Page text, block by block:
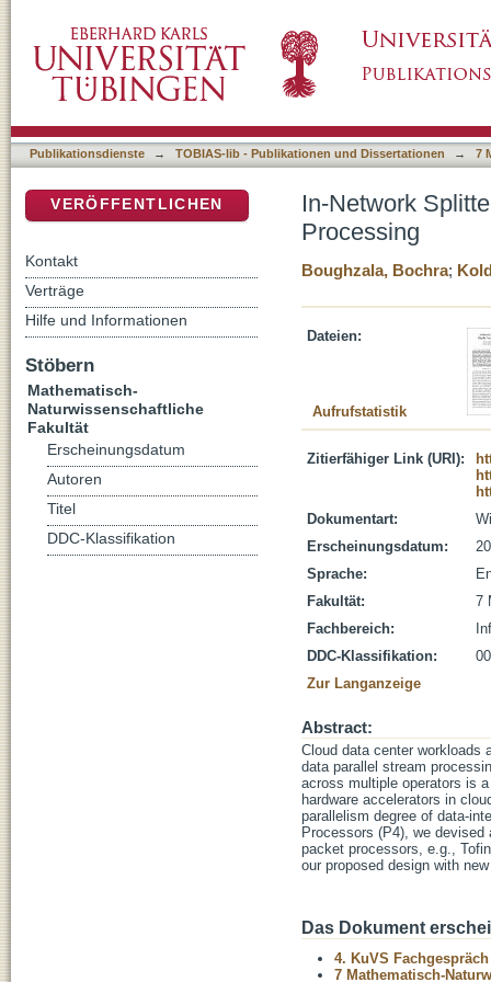
Publikationsdienste → TOBIAS-lib - Publikationen und Dissertationen → 7
In-Network
Processing
Boughzala, Bochra;
Dateien:
Aufrufstatistik
Zitierfähiger Link (URI):
Dokumentart:
Erscheinungsdatum:
Sprache:
Fakultät:
7
Fachbereich:
DDC-Klassifikation:
Zur Langanzeige
Abstract:
Cloud data center workloads
data parallel stream
across multiple operators is
hardware accelerators in
parallelism degree of data-
Processors (P4), we
packet processors, e.g.,
our proposed design with
Das Dokument
4. KuVS
7 Mathematisch-
VERÖFFENTLICHEN
Kontakt
Verträge
Hilfe und Informationen
Stöbern
Mathematisch-
Naturwissenschaftliche
Fakultät
Erscheinungsdatum
Autoren
Titel
DDC-Klassifikation